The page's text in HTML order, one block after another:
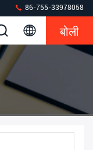
86-755-33978058
बोली